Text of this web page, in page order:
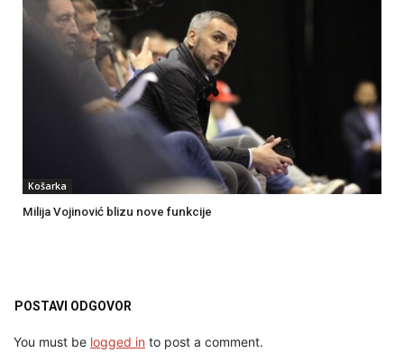
Košarka
Milija Vojinović blizu nove funkcije
POSTAVI ODGOVOR
You must be logged in to post a comment.